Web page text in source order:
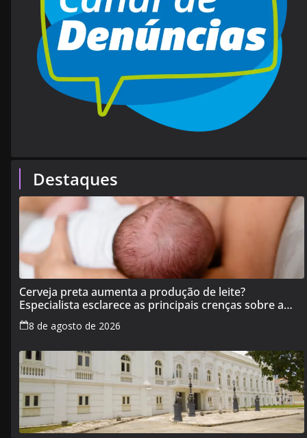
Destaques
Cerveja preta aumenta a produção de leite?
Especialista esclarece as principais crenças sobre a
alimentação durante a amamentação
8 de agosto de 2026